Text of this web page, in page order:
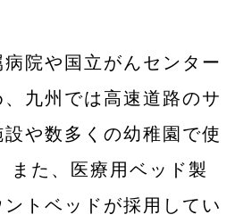
院や国立がんセンター
、九州では高速道路のサ
や数多くの幼稚園で使
また、医療用ベッド製
トベッドが採用してい